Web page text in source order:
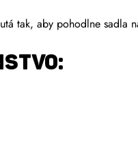
tak, aby pohodlne